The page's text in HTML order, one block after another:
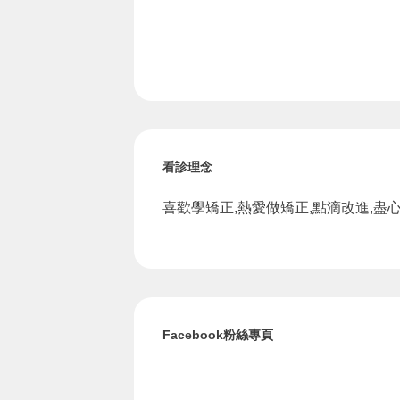
看診理念
喜歡學矯正,熱愛做矯正,點滴改進,盡
Facebook粉絲專頁